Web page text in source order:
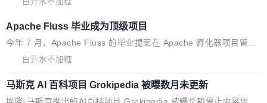
计划。其中，DeepSeek作为与宇树科技具备战略合作关系的企
业，获配股份数量占本次发行数量的2.31%。 除DeepSeek外，腾
讯旗下上海启善投资有限公司获配9...
5 修复了 Docker Engine 29.7.0 中引入的一个回归问题，该问题
导致拉取镜像时会拒绝包含绝对 hardlink 目标的镜像（此类镜像由
某些镜像构建工具生成）。moby/moby#53305 修复了 Docker En
内核...
Apache Fluss 毕业成为顶级项目
今年 7 月，Apache Fluss 的毕业提案在 Apache 孵化器项目管理
委员会（IPMC）投票中获得全票通过，随后获 Apache 软件基金
孵化毕业，成为 Apache 顶级项目（TLP）！这一里程碑不仅标志
着 Fluss 迈入新的发展阶段，也将进一步推动流式存储、实时湖仓
白开水不加糖
马斯克 AI 百科项目 Grokipedia 被曝数月未更新